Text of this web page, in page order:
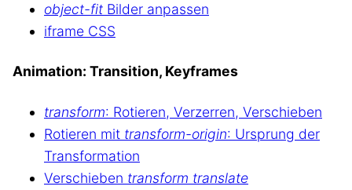
object-fit Bilder anpassen
iframe CSS
Animation: Transition, Keyframes
transform: Rotieren, Verzerren, Verschieben
Rotieren mit transform-origin: Ursprung der
Transformation
Verschieben transform translate